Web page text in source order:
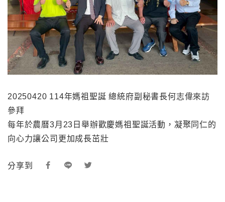
20250420 114年媽祖聖誕 總統府副秘書長何志偉來訪
參拜
每年於農曆3月23日舉辦歡慶媽祖聖誕活動，凝聚同仁的
向心力讓公司更加成長茁壯
分享到